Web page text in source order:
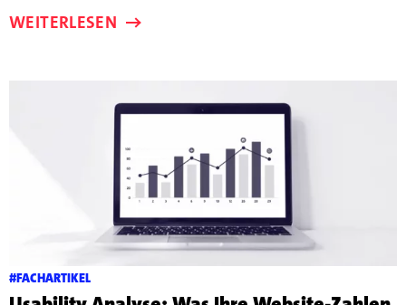
braucht. Diese Details können darüber entscheiden, ob
WEITERLESEN
#FACHARTIKEL